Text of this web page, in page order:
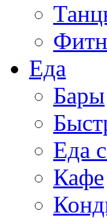
Еда
Бары
Еда
Кафе